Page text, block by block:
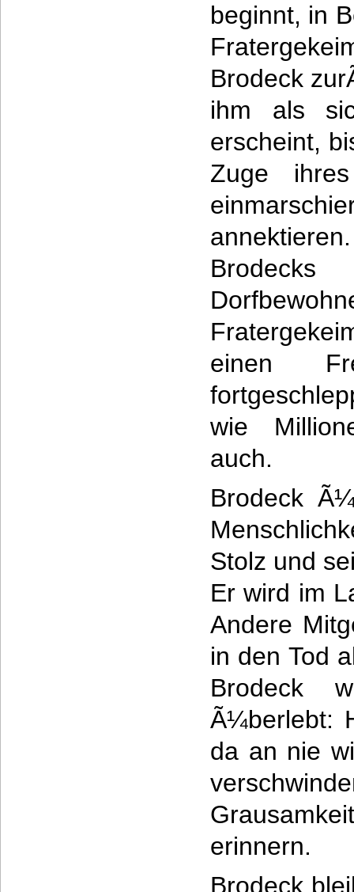
beginnt, in
Brodeck
ihm als
erscheint,
Zuge
einen
wie
auch.
Brodeck
Stolz und
Er wird im
Andere
in den Tod
Brodeck
Ã¼berlebt:
da an nie
erinnern.
Brodeck